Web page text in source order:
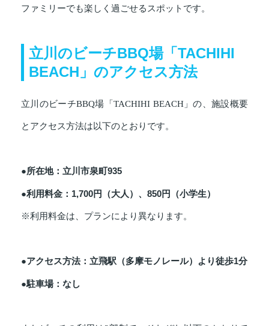
ファミリーでも楽しく過ごせるスポットです。
立川のビーチBBQ場「TACHIHI
BEACH」のアクセス方法
立川のビーチBBQ場「TACHIHI BEACH」の、施設概要
とアクセス方法は以下のとおりです。
●所在地：立川市泉町935
●利用料金：1,700円（大人）、850円（小学生）
※利用料金は、プランにより異なります。
●アクセス方法：立飛駅（多摩モノレール）より徒歩1分
●駐車場：なし